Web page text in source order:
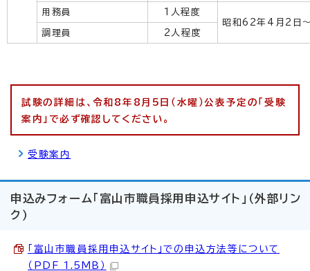
用務員
1人程度
昭和62年4月2日
調理員
2人程度
試験の詳細は、令和8年8月5日（水曜）公表予定の「受験
案内」で必ず確認してください。
受験案内
申込みフォーム「富山市職員採用申込サイト」（外部リン
ク）
「富山市職員採用申込サイト」での申込方法等について
（PDF 1.5MB）